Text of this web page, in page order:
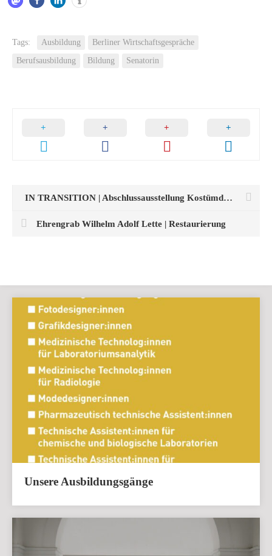
Tags: Ausbildung
Berliner Wirtschaftsgespräche
Berufsausbildung
Bildung Senatorin
IN TRANSITION | Abschlussausstellung Kostümdesign
Ehrengrab Wilhelm Adolf Lette | Restaurierung
Unsere Ausbildungsgänge